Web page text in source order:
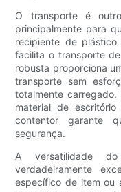
O transporte é
principalmente para
recipiente de
facilita o transporte
robusta proporciona
transporte sem
totalmente carregado.
material de
contentor garante
segurança.
A versatilidade
verdadeiramente
específico de item ou